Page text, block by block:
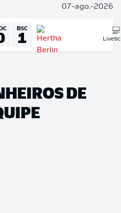
07-ago.-2026
BSC
1
DE